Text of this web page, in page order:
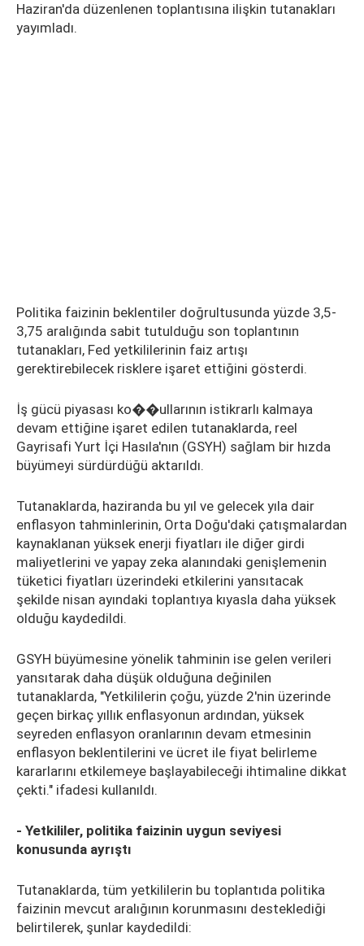
Haziran'da düzenlenen toplantısına ilişkin tutanakları
yayımladı.
Politika faizinin beklentiler doğrultusunda yüzde 3,5-
3,75 aralığında sabit tutulduğu son toplantının
tutanakları, Fed yetkililerinin faiz artışı
gerektirebilecek risklere işaret ettiğini gösterdi.
İş gücü piyasası ko��ullarının istikrarlı kalmaya
devam ettiğine işaret edilen tutanaklarda, reel
Gayrisafi Yurt İçi Hasıla'nın (GSYH) sağlam bir hızda
büyümeyi sürdürdüğü aktarıldı.
Tutanaklarda, haziranda bu yıl ve gelecek yıla dair
enflasyon tahminlerinin, Orta Doğu'daki çatışmalardan
kaynaklanan yüksek enerji fiyatları ile diğer girdi
maliyetlerini ve yapay zeka alanındaki genişlemenin
tüketici fiyatları üzerindeki etkilerini yansıtacak
şekilde nisan ayındaki toplantıya kıyasla daha yüksek
olduğu kaydedildi.
GSYH büyümesine yönelik tahminin ise gelen verileri
yansıtarak daha düşük olduğuna değinilen
tutanaklarda, "Yetkililerin çoğu, yüzde 2'nin üzerinde
geçen birkaç yıllık enflasyonun ardından, yüksek
seyreden enflasyon oranlarının devam etmesinin
enflasyon beklentilerini ve ücret ile fiyat belirleme
kararlarını etkilemeye başlayabileceği ihtimaline dikkat
çekti." ifadesi kullanıldı.
- Yetkililer, politika faizinin uygun seviyesi
konusunda ayrıştı
Tutanaklarda, tüm yetkililerin bu toplantıda politika
faizinin mevcut aralığının korunmasını desteklediği
belirtilerek, şunlar kaydedildi: